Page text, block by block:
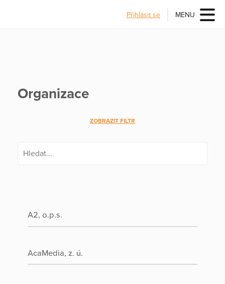
Přihlásit se MENU
Organizace
ZOBRAZIT FILTR
A2, o.p.s.
AcaMedia, z. ú.